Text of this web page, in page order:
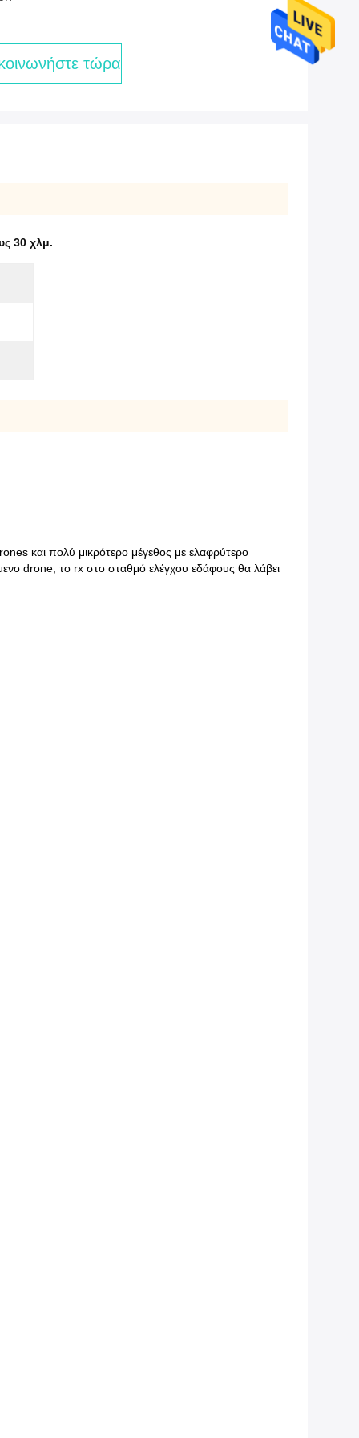
τώρα
30 χλμ.
και πολύ μικρότερο μέγεθος με ελαφρύτερο
drone, το rx στο σταθμό ελέγχου εδάφους θα λάβει